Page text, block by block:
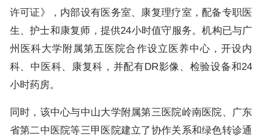
许可证》，内部设有医务室、康复理疗室，配备专职医
生、护士和康复师，提供24小时值守服务。机构已与广
州医科大学附属第五医院合作设立医养中心，开设内
科、中医科、康复科，并配有DR影像、检验设备和24
小时药房。
同时，该中心与中山大学附属第三医院岭南医院、广东
省第二中医院等三甲医院建立了协作关系和绿色转诊通